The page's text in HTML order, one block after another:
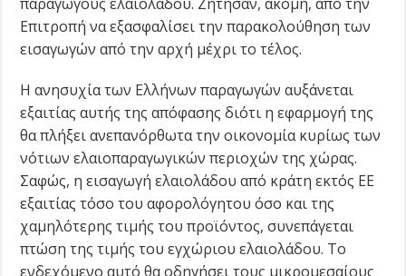
Επιτροπή να εξασφαλίσει την παρακολούθηση των
εισαγωγών από την αρχή μέχρι το τέλος.
Η ανησυχία των Ελλήνων παραγωγών αυξάνεται
εξαιτίας αυτής της απόφασης διότι η εφαρμογή της
θα πλήξει ανεπανόρθωτα την οικονομία κυρίως των
νότιων ελαιοπαραγωγικών περιοχών της χώρας.
Σαφώς, η εισαγωγή ελαιολάδου από κράτη εκτός ΕΕ
εξαιτίας τόσο του αφορολόγητου όσο και της
χαμηλότερης τιμής του προϊόντος, συνεπάγεται
πτώση της τιμής του εγχώριου ελαιολάδου. Το
ενδεχόμενο αυτό θα οδηγήσει τους μικρομεσαίους